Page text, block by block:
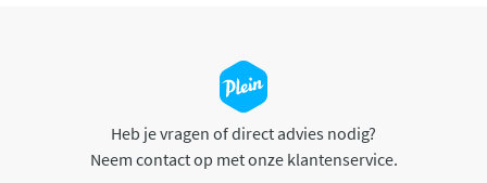
Heb je vragen of direct advies nodig?
Neem contact op met onze klantenservice.